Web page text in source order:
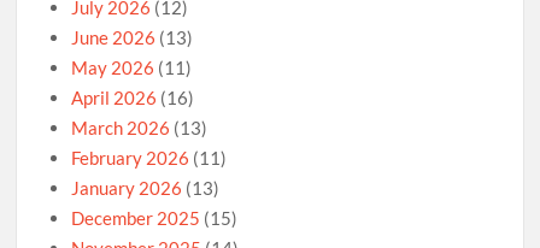
July 2026 (12)
June 2026 (13)
May 2026 (11)
April 2026 (16)
March 2026 (13)
February 2026 (11)
January 2026 (13)
December 2025 (15)